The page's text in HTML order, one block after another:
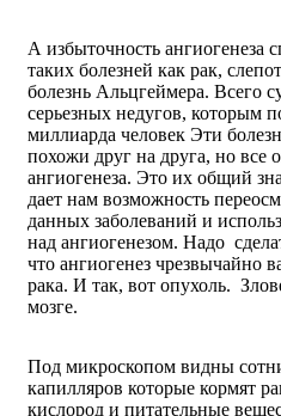
А избыточность ангиогенеза
таких болезней как рак,
болезнь Альцгеймера. Всего
серьезных недугов, которым
миллиарда человек Эти
похожи друг на друга, но все
ангиогенеза. Это их общий
дает нам возможность
данных заболеваний и
над ангиогенезом. Надо
что ангиогенез чрезвычайно
рака. И так, вот опухоль.
мозге.
Под микроскопом видны
капилляров которые кормят
кислород и питательные